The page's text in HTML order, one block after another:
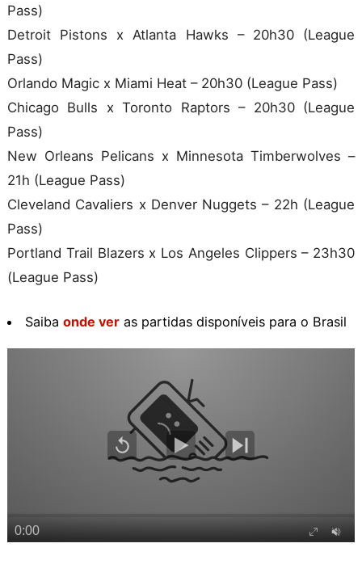
Pass)
Detroit Pistons x Atlanta Hawks – 20h30 (League
Pass)
Orlando Magic x Miami Heat – 20h30 (League Pass)
Chicago Bulls x Toronto Raptors – 20h30 (League
Pass)
New Orleans Pelicans x Minnesota Timberwolves –
21h (League Pass)
Cleveland Cavaliers x Denver Nuggets – 22h (League
Pass)
Portland Trail Blazers x Los Angeles Clippers – 23h30
(League Pass)
Saibaonde ver as partidas disponíveis para o Brasil